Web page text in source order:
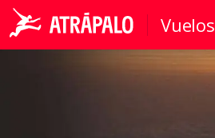
Vuelos